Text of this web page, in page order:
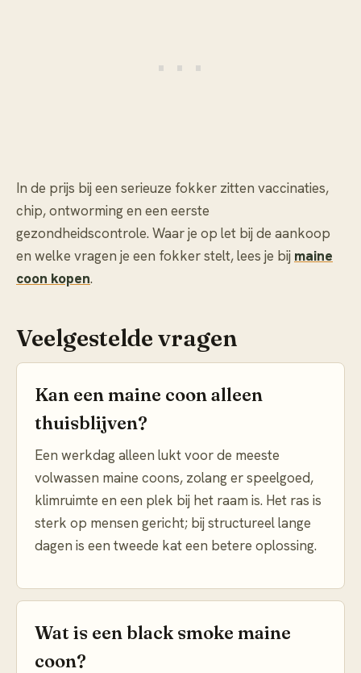
In de prijs bij een serieuze fokker zitten vaccinaties,
chip, ontworming en een eerste
gezondheidscontrole. Waar je op let bij de aankoop
en welke vragen je een fokker stelt, lees je bij maine
coon kopen.
Veelgestelde vragen
Kan een maine coon alleen
thuisblijven?
Een werkdag alleen lukt voor de meeste
volwassen maine coons, zolang er speelgoed,
klimruimte en een plek bij het raam is. Het ras is
sterk op mensen gericht; bij structureel lange
dagen is een tweede kat een betere oplossing.
Wat is een black smoke maine
coon?